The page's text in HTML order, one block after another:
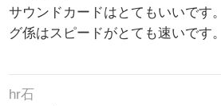
サウンドカードはとてもいいです
グ係はスピードがとても速いです。
hr石